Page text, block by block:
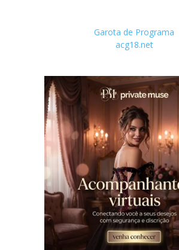
Garota de Programa
acg18.net